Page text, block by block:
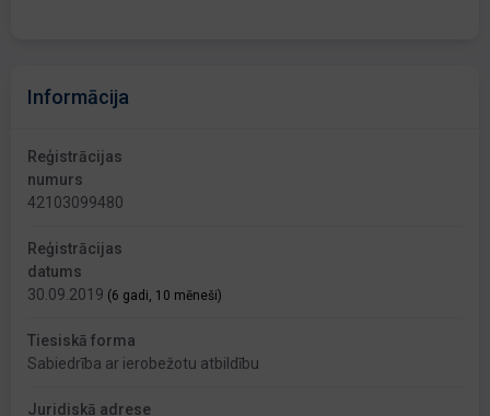
Informācija
Reģistrācijas
numurs
42103099480
Reģistrācijas
datums
30.09.2019 (6 gadi, 10 mēneši)
Tiesiskā forma
Sabiedrība ar ierobežotu atbildību
Juridiskā adrese